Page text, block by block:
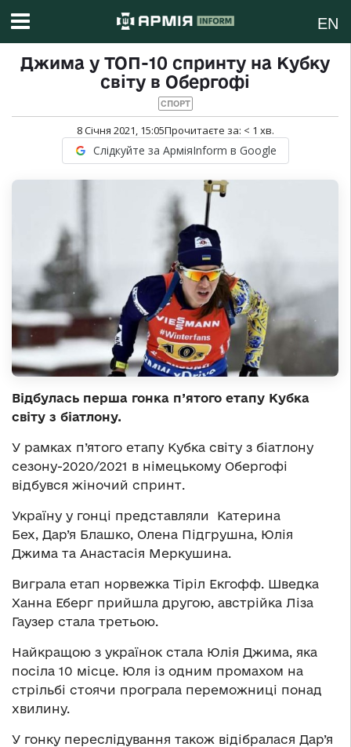
EN
Джима у ТОП-10 спринту на Кубку
світу в Обергофі
СПОРТ
8 Січня 2021, 15:05Прочитаєте за: < 1 хв.
Слідкуйте за АрміяInform в Google
Відбулась перша гонка п’ятого етапу Кубка
світу з біатлону.
У рамках п’ятого етапу Кубка світу з біатлону
сезону-2020/2021 в німецькому Обергофі
відбувся жіночий спринт.
Україну у гонці представляли Катерина
Бех, Дар’я Блашко, Олена Підгрушна, Юлія
Джима та Анастасія Меркушина.
Виграла етап норвежка Тіріл Екгофф. Шведка
Ханна Еберг прийшла другою, австрійка Ліза
Гаузер стала третьою.
Найкращою з українок стала Юлія Джима, яка
посіла 10 місце. Юля із одним промахом на
стрільбі стоячи програла переможниці понад
хвилину.
У гонку переслідування також відібралася Дар’я